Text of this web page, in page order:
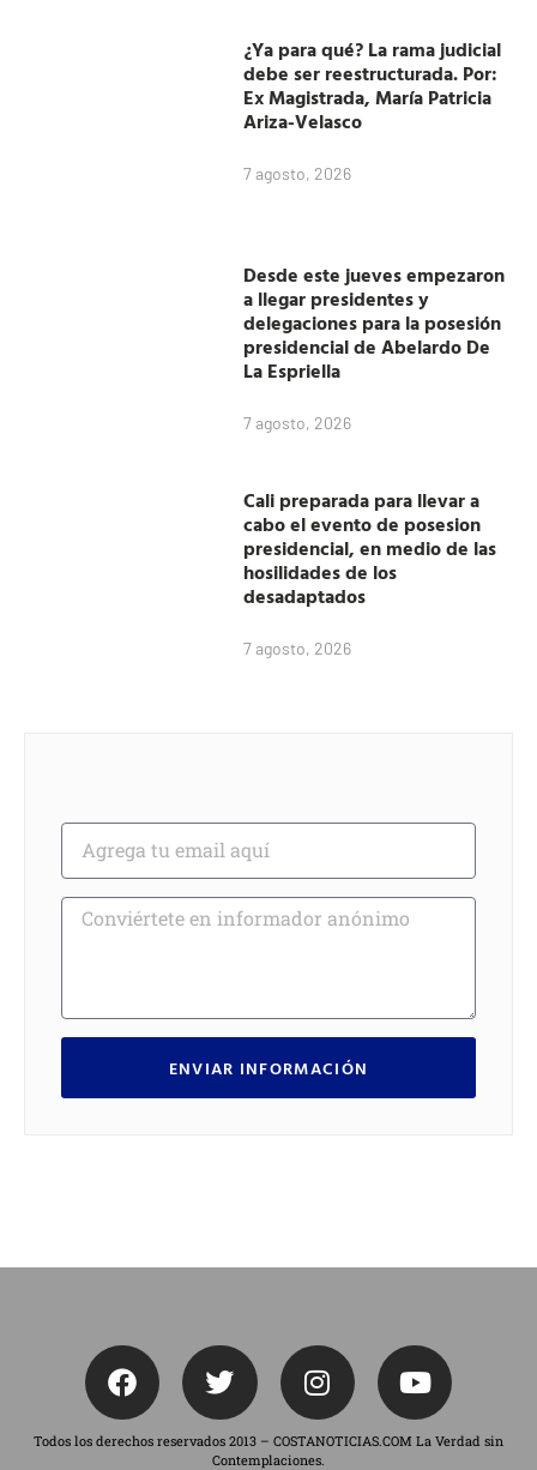
¿Ya para qué? La rama judicial
debe ser reestructurada. Por:
Ex Magistrada, María Patricia
Ariza-Velasco
7 agosto, 2026
Desde este jueves empezaron
a llegar presidentes y
delegaciones para la posesión
presidencial de Abelardo De
La Espriella
7 agosto, 2026
Cali preparada para llevar a
cabo el evento de posesion
presidencial, en medio de las
hosilidades de los
desadaptados
7 agosto, 2026
ENVIAR INFORMACIÓN
Todos los derechos reservados 2013 – COSTANOTICIAS.COM La Verdad sin
Contemplaciones.